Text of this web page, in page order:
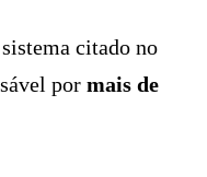
citado no
por mais de